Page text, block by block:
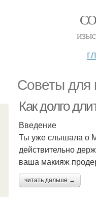
Советы для
Как долго
Введение
Ты уже слышала о
действительно
ваша макияж
читать дальше →